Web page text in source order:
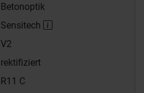
Betonoptik
Sensitech
V2
rektifiziert
R11 C